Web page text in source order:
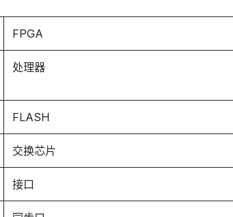
FPGA
处理器
FLASH
交换芯片
接口